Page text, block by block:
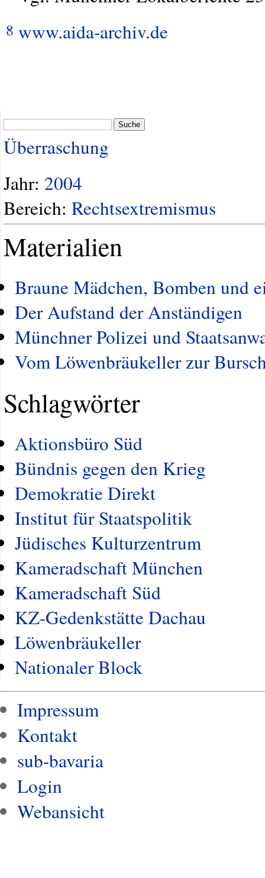
8 www.aida-archiv.de
Suche
Überraschung
Jahr: 2004
Bereich: Rechtsextremismus
Materialien
Braune Mädchen, Bomben und
Der Aufstand der Anständigen
Münchner Polizei und
Vom Löwenbräukeller zur
Schlagwörter
Aktionsbüro Süd
Bündnis gegen den Krieg
Demokratie Direkt
Institut für Staatspolitik
Jüdisches Kulturzentrum
Kameradschaft München
Kameradschaft Süd
KZ-Gedenkstätte Dachau
Löwenbräukeller
Nationaler Block
Impressum
Kontakt
sub-bavaria
Login
Webansicht